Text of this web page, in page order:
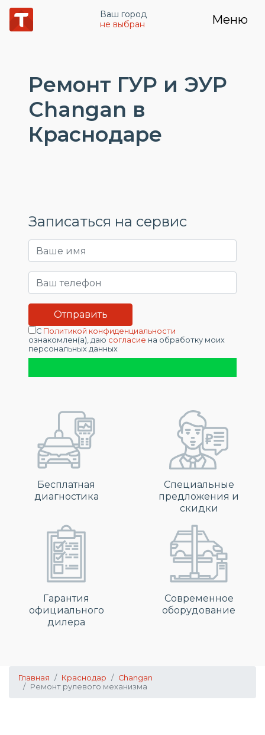
Ваш город
не выбран
Меню
Ремонт ГУР и ЭУР
Changan в
Краснодаре
Записаться на сервис
С Политикой конфиденциальности
ознакомлен(а), даю согласие на обработку моих
персональных данных
Бесплатная
диагностика
Специальные
предложения и
скидки
Гарантия
официального
дилера
Современное
оборудование
Главная Краснодар
Changan
Ремонт рулевого механизма